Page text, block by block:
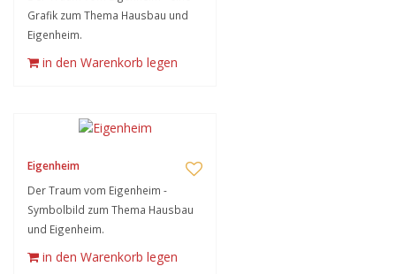
Grafik zum Thema Hausbau und
Eigenheim.
in den Warenkorb legen
Eigenheim
Der Traum vom Eigenheim -
Symbolbild zum Thema Hausbau
und Eigenheim.
in den Warenkorb legen